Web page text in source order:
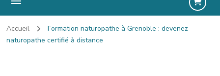
Accueil
Formation naturopathe à Grenoble : devenez
naturopathe certifié à distance